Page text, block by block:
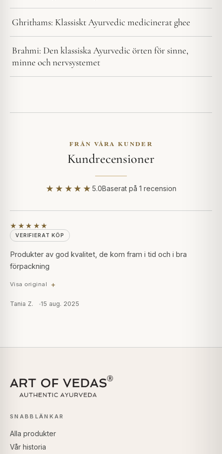
Ghrithams: Klassiskt Ayurvedic medicinerat ghee
Brahmi: Den klassiska Ayurvedic örten för sinne,
minne och nervsystemet
FRÅN VÅRA KUNDER
Kundrecensioner
★★★★★5.0Baserat på 1 recension
★★★★★
VERIFIERAT KÖP
Produkter av god kvalitet, de kom fram i tid och i bra
förpackning
Visa original
Tania Z. 15 aug. 2025
SNABBLÄNKAR
Alla produkter
Vår historia